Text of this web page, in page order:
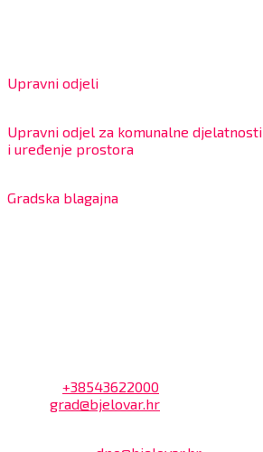
Upravni odjeli
Upravni odjel za komunalne djelatnosti
i uređenje prostora
Gradska blagajna
+38543622000
grad@bjelovar.hr